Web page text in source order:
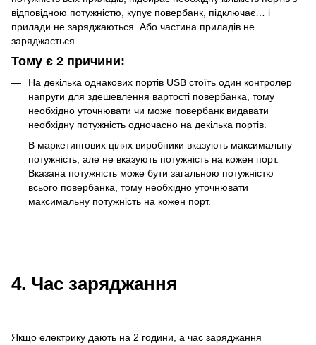
відповідною потужністю, купує повербанк, підключає… і
прилади не заряджаються. Або частина приладів не
заряджається.
Тому є 2 причини:
На декілька однакових портів USB стоїть один контролер
напруги для здешевлення вартості повербанка, тому
необхідно уточнювати чи може повербанк видавати
необхідну потужність одночасно на декілька портів.
В маркетингових цілях виробники вказують максимальну
потужність, але не вказують потужність на кожен порт.
Вказана потужність може бути загальною потужністю
всього повербанка, тому необхідно уточнювати
максимальну потужність на кожен порт.
4. Час заряджання
Якщо електрику дають на 2 години, а час заряджання